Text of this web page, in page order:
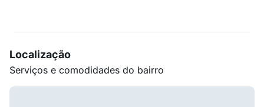
Localização
Serviços e comodidades do bairro